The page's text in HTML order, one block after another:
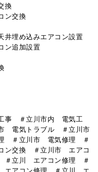
換
ン交換
埋め込みエアコン設置
ン追加設置
事 ＃立川市内 電気工
電気トラブル ＃立川市
＃立川市 電気修理 ＃
ン交換 ＃立川市 エアコ
＃立川 エアコン修理 ＃